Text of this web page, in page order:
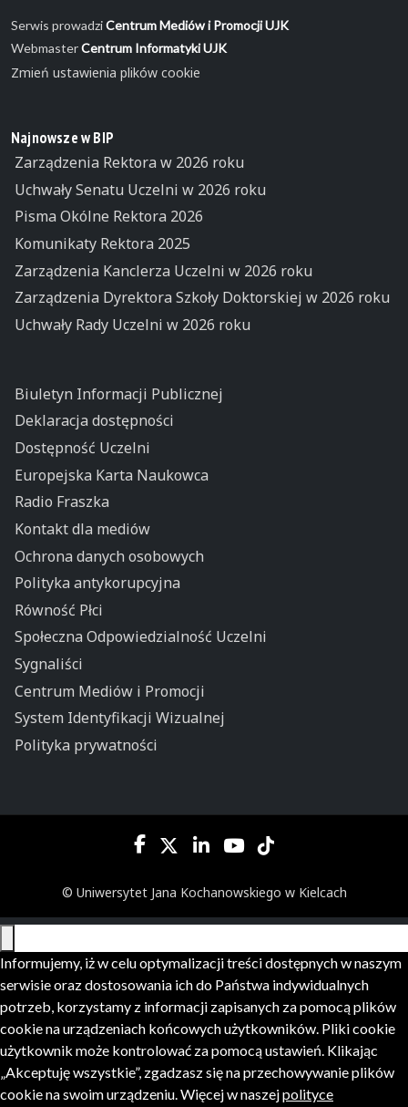
Serwis prowadziCentrum Mediów i Promocji UJK
WebmasterCentrum Informatyki UJK
Zmień ustawienia plików cookie
Najnowsze w BIP
Zarządzenia Rektora w 2026 roku
Uchwały Senatu Uczelni w 2026 roku
Pisma Okólne Rektora 2026
Komunikaty Rektora 2025
Zarządzenia Kanclerza Uczelni w 2026 roku
Zarządzenia Dyrektora Szkoły Doktorskiej w 2026 roku
Uchwały Rady Uczelni w 2026 roku
Biuletyn Informacji Publicznej
Deklaracja dostępności
Dostępność Uczelni
Europejska Karta Naukowca
Radio Fraszka
Kontakt dla mediów
Ochrona danych osobowych
Polityka antykorupcyjna
Równość Płci
Społeczna Odpowiedzialność Uczelni
Sygnaliści
Centrum Mediów i Promocji
System Identyfikacji Wizualnej
Polityka prywatności
© Uniwersytet Jana Kochanowskiego w Kielcach
Informujemy, iż w celu optymalizacji treści dostępnych w naszym
serwisie oraz dostosowania ich do Państwa indywidualnych
potrzeb, korzystamy z informacji zapisanych za pomocą plików
cookie na urządzeniach końcowych użytkowników. Pliki cookie
użytkownik może kontrolować za pomocą ustawień. Klikając
„Akceptuję wszystkie”, zgadzasz się na przechowywanie plików
cookie na swoim urządzeniu. Więcej w naszejpolityce